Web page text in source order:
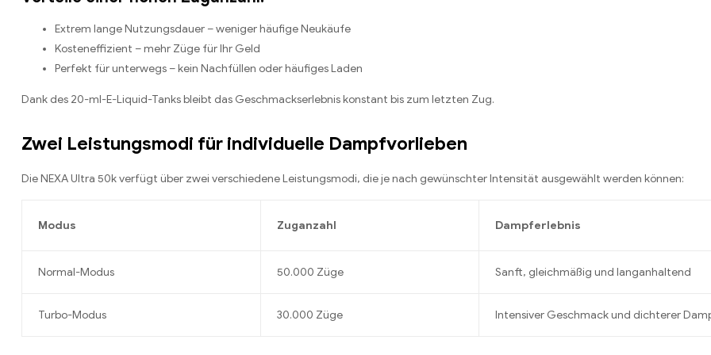
Extrem lange Nutzungsdauer – weniger häufige Neukäufe
Kosteneffizient – mehr Züge für Ihr Geld
Perfekt für unterwegs – kein Nachfüllen oder häufiges Laden
Dank des 20-ml-E-Liquid-Tanks bleibt das Geschmackserlebnis konstant bis zum letzten Zug.
Zwei Leistungsmodi für individuelle Dampfvorlieben
Die NEXA Ultra 50k verfügt über zwei verschiedene Leistungsmodi, die je nach gewünschter Intensität ausgewählt werden können:
Modus Zuganzahl Dampferlebnis
Normal-Modus 50.000 Züge Sanft, gleichmäßig und langanhaltend
Turbo-Modus 30.000 Züge Intensiver Geschmack und dichterer